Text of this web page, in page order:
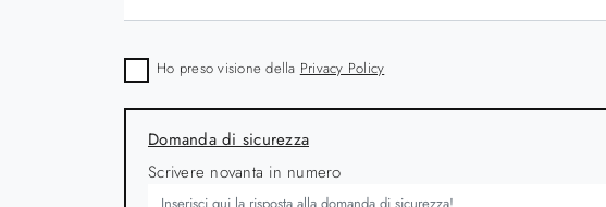
Ho preso visione della Privacy Policy
Domanda di sicurezza
Scrivere novanta in numero